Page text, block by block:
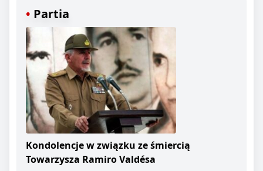
Partia
Kondolencje w związku ze śmiercią
Towarzysza Ramiro Valdésa